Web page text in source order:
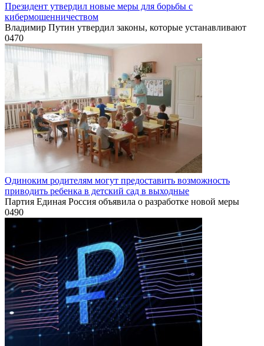
Президент утвердил новые меры для борьбы с
кибермошенничеством
Владимир Путин утвердил законы, которые устанавливают
0470
Одиноким родителям могут предоставить возможность
приводить ребенка в детский сад в выходные
Партия Единая Россия объявила о разработке новой меры
0490